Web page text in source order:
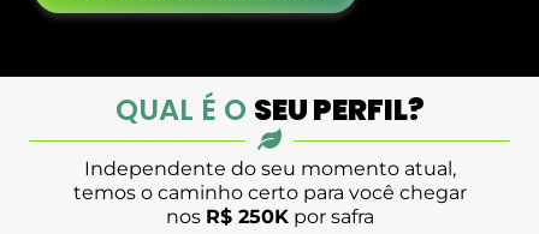
QUAL É O SEU PERFIL?
Independente do seu momento atual,
temos o caminho certo para você chegar
nos R$ 250Kpor safra